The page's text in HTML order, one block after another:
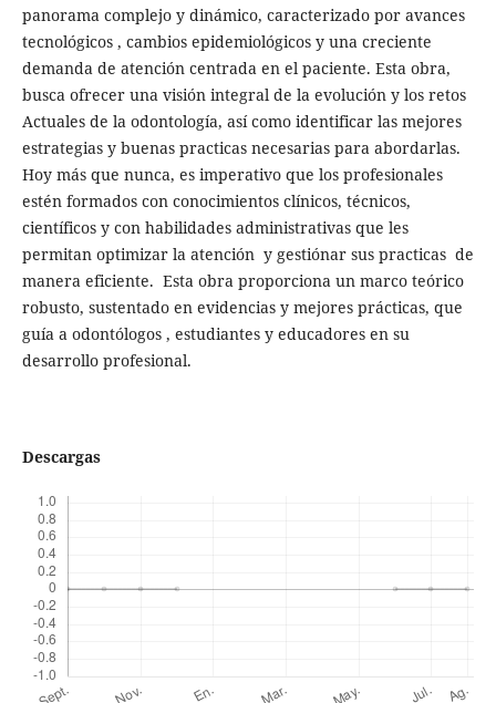
panorama complejo y dinámico, caracterizado por avances
tecnológicos , cambios epidemiológicos y una creciente
demanda de atención centrada en el paciente. Esta obra,
busca ofrecer una visión integral de la evolución y los retos
Actuales de la odontología, así como identificar las mejores
estrategias y buenas practicas necesarias para abordarlas.
Hoy más que nunca, es imperativo que los profesionales
estén formados con conocimientos clínicos, técnicos,
científicos y con habilidades administrativas que les
permitan optimizar la atención y gestiónar sus practicas de
manera eficiente. Esta obra proporciona un marco teórico
robusto, sustentado en evidencias y mejores prácticas, que
guía a odontólogos , estudiantes y educadores en su
desarrollo profesional.
Descargas